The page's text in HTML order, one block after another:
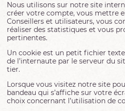
Nous utilisons sur notre site
créer votre compte, vous mettre
Conseillers et utilisateurs, vous
réaliser des statistiques et vous
pertinentes.
Un cookie est un petit fichier
de l’internaute par le serveur du
tier.
Lorsque vous visitez notre site
bandeau qui s’affiche sur votre
choix concernant l’utilisation de